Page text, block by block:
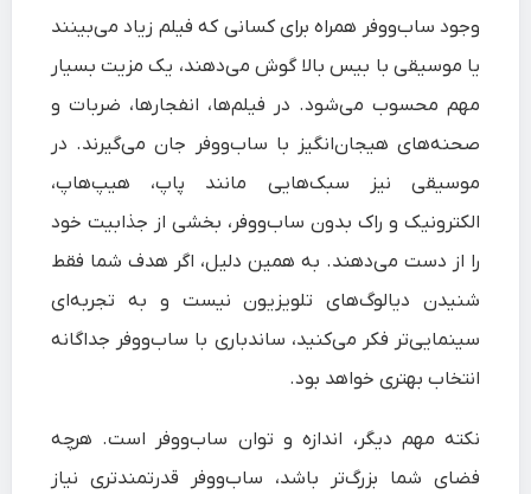
وجود ساب‌ووفر همراه برای کسانی که فیلم زیاد می‌بینند
یا موسیقی با بیس بالا گوش می‌دهند، یک مزیت بسیار
مهم محسوب می‌شود. در فیلم‌ها، انفجارها، ضربات و
صحنه‌های هیجان‌انگیز با ساب‌ووفر جان می‌گیرند. در
موسیقی نیز سبک‌هایی مانند پاپ، هیپ‌هاپ،
الکترونیک و راک بدون ساب‌ووفر، بخشی از جذابیت خود
را از دست می‌دهند. به همین دلیل، اگر هدف شما فقط
شنیدن دیالوگ‌های تلویزیون نیست و به تجربه‌ای
سینمایی‌تر فکر می‌کنید، ساندباری با ساب‌ووفر جداگانه
انتخاب بهتری خواهد بود.
نکته مهم دیگر، اندازه و توان ساب‌ووفر است. هرچه
فضای شما بزرگ‌تر باشد، ساب‌ووفر قدرتمندتری نیاز